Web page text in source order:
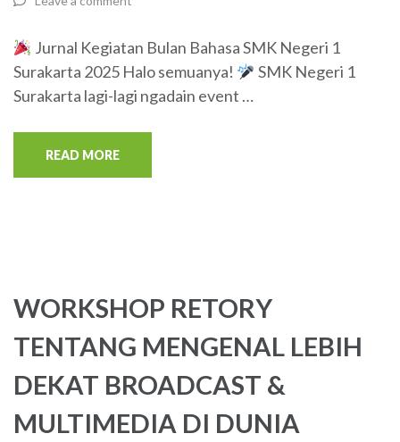
Jurnal Kegiatan Bulan Bahasa SMK Negeri 1
Surakarta 2025 Halo semuanya!
SMK Negeri 1
Surakarta lagi-lagi ngadain event …
READ MORE
WORKSHOP RETORY
TENTANG MENGENAL LEBIH
DEKAT BROADCAST &
MULTIMEDIA DI DUNIA